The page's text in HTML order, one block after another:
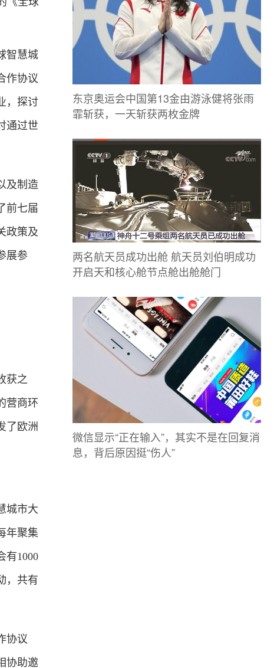
智慧城
作协议
，探讨
通过世
及制造
前七届
政策及
展参
获之
营商环
了欧洲
城市大
年聚集
有1000
，共有
协议
协助邀
东京奥运会中国第13金由游泳健将张雨
霏斩获，一天斩获两枚金牌
两名航天员成功出舱 航天员刘伯明成功
开启天和核心舱节点舱出舱舱门
微信显示“正在输入”，其实不是在回复消
息，背后原因挺“伤人”